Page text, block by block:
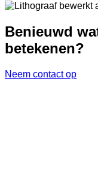
Benieuwd
betekenen?
Neem contact op